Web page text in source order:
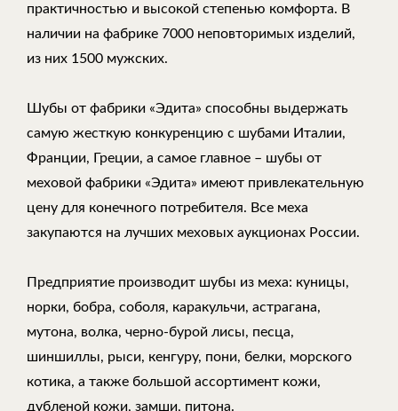
практичностью и высокой степенью комфорта. В
наличии на фабрике 7000 неповторимых изделий,
из них 1500 мужских.
Шубы от фабрики «Эдита» способны выдержать
самую жесткую конкуренцию с шубами Италии,
Франции, Греции, а самое главное – шубы от
меховой фабрики «Эдита» имеют привлекательную
цену для конечного потребителя. Все меха
закупаются на лучших меховых аукционах России.
Предприятие производит шубы из меха: куницы,
норки, бобра, соболя, каракульчи, астрагана,
мутона, волка, черно-бурой лисы, песца,
шиншиллы, рыси, кенгуру, пони, белки, морского
котика, а также большой ассортимент кожи,
дубленой кожи, замши, питона.